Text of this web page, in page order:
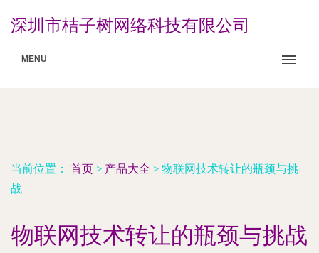
深圳市桔子树网络科技有限公司
MENU
当前位置： 首页 > 产品大全 > 物联网技术转让的瓶颈与挑
战
物联网技术转让的瓶颈与挑战